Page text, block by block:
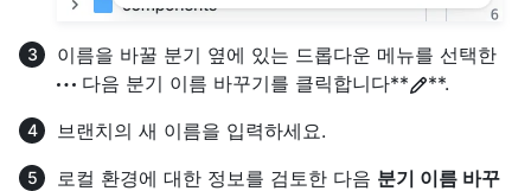
이름을 바꿀 분기 옆에 있는 드롭다운 메뉴를 선택한
다음 분기 이름 바꾸기를 클릭합니다**
**.
브랜치의 새 이름을 입력하세요.
로컬 환경에 대한 정보를 검토한 다음 분기 이름 바꾸